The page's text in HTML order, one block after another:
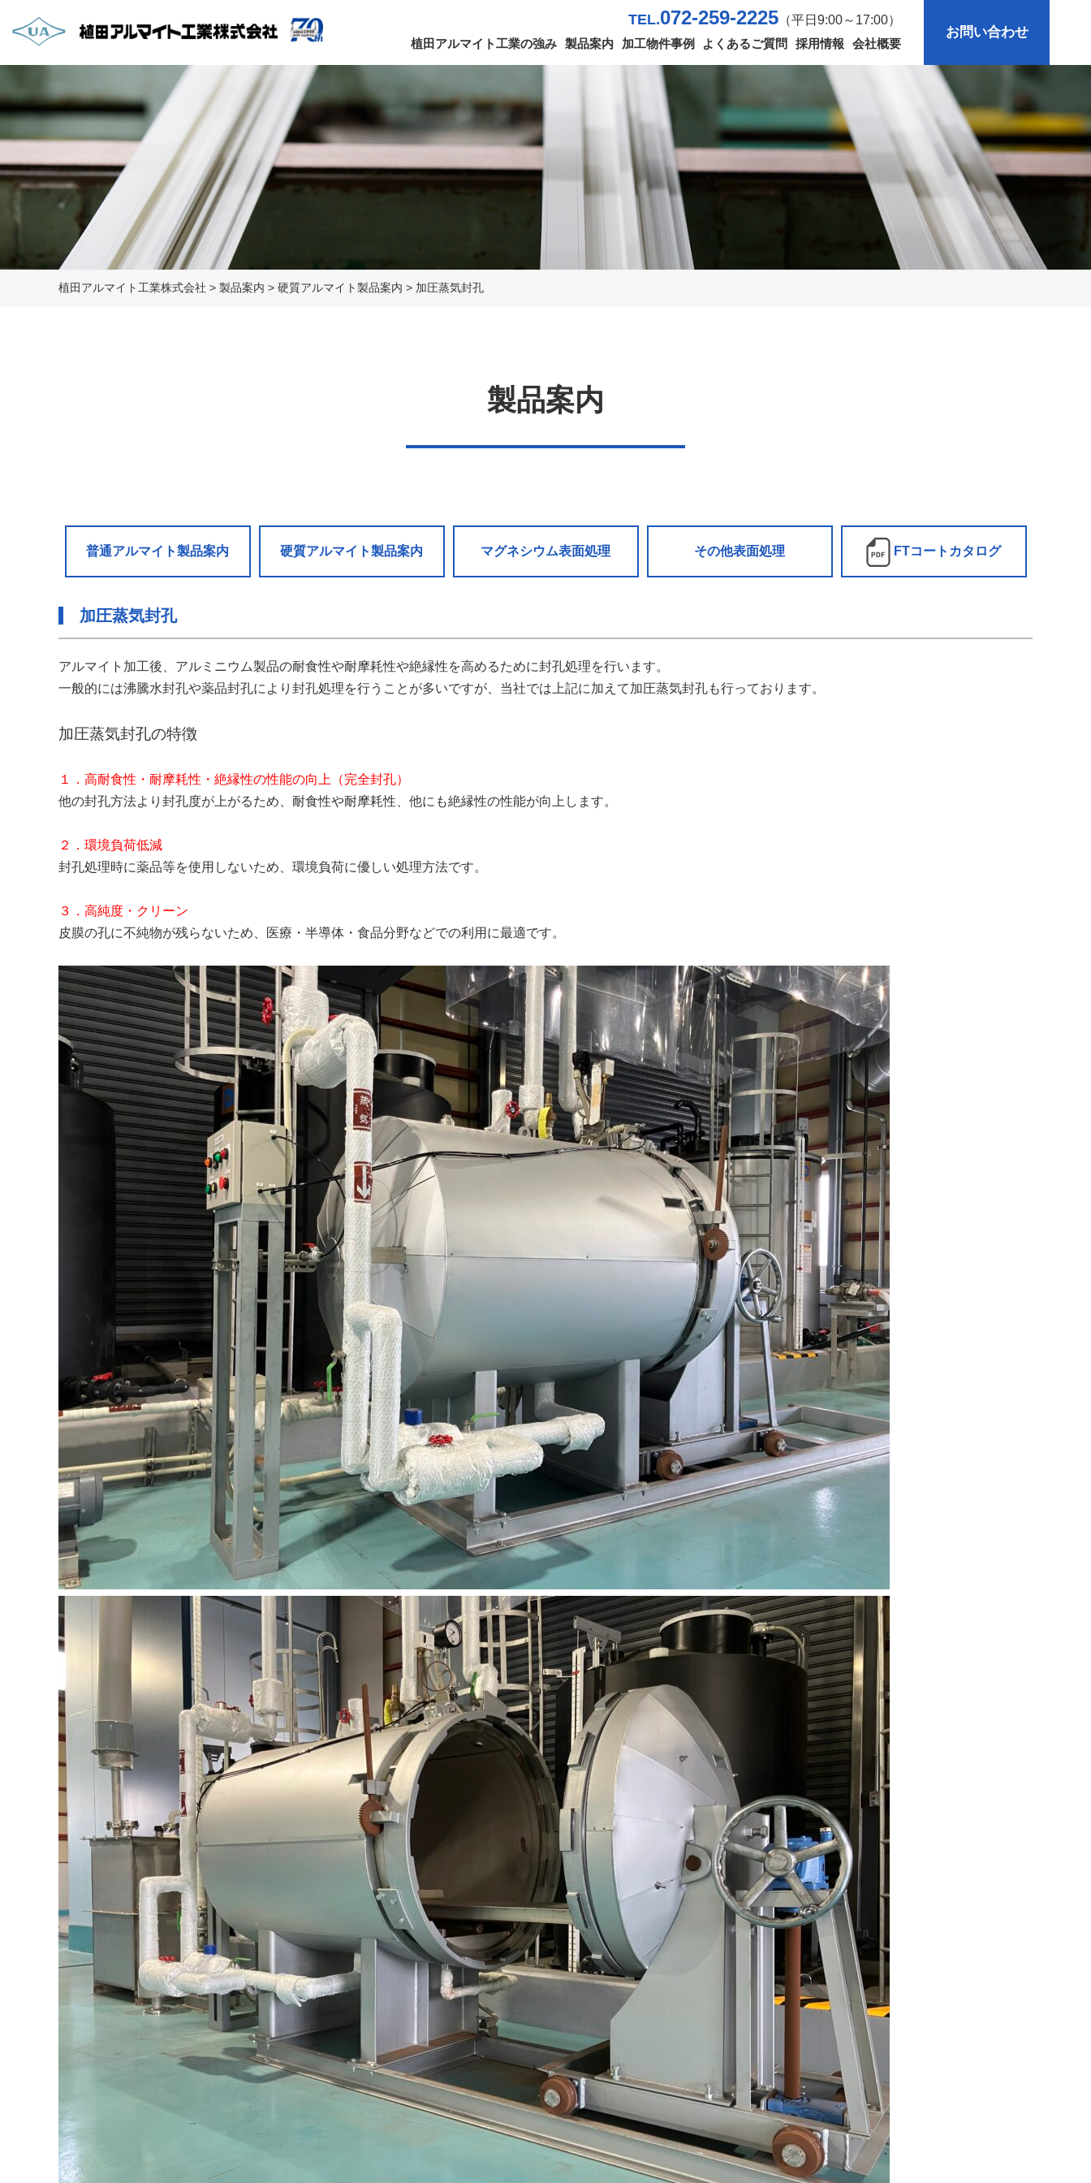
TEL.072-259-2225 （平日9:00～17:00）
植田アルマイト工業の強み
製品案内 加工物件事例 よくあるご質問 採用情報 会社概要
お問い合わせ
植田アルマイト工業株式会社 > 製品案内 > 硬質アルマイト製品案内 > 加圧蒸気封孔
製品案内
普通アルマイト製品案内 硬質アルマイト製品案内 マグネシウム表面処理 その他表面処理 FTコートカタログ
加圧蒸気封孔
アルマイト加工後、アルミニウム製品の耐食性や耐摩耗性や絶縁性を高めるために封孔処理を行います。
一般的には沸騰水封孔や薬品封孔により封孔処理を行うことが多いですが、当社では上記に加えて加圧蒸気封孔も行っております。
加圧蒸気封孔の特徴
１．高耐食性・耐摩耗性・絶縁性の性能の向上（完全封孔）
他の封孔方法より封孔度が上がるため、耐食性や耐摩耗性、他にも絶縁性の性能が向上します。
２．環境負荷低減
封孔処理時に薬品等を使用しないため、環境負荷に優しい処理方法です。
３．高純度・クリーン
皮膜の孔に不純物が残らないため、医療・半導体・食品分野などでの利用に最適です。